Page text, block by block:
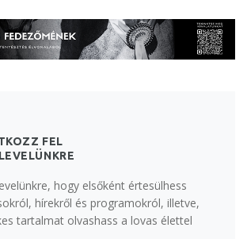
FEL
hogy elsőként értesülhess
hírekről és programokról, illetve,
tartalmat olvashass a lovas élettel